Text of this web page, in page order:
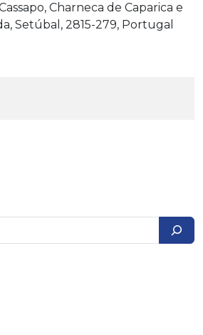
Charneca de Caparica e
Setúbal, 2815-279, Portugal